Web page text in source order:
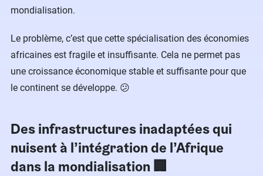
mondialisation.
Le problème, c’est que cette spécialisation des économies
africaines est fragile et insuffisante. Cela ne permet pas
une croissance économique stable et suffisante pour que
le continent se développe. 😕
Des infrastructures inadaptées qui
nuisent à l’intégration de l’Afrique
dans la mondialisation 🏢